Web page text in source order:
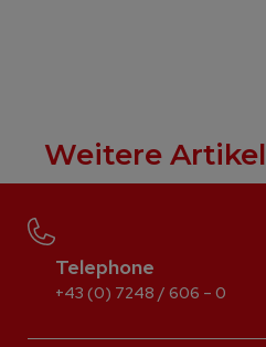
Weitere Artikel
Telephone
+43 (0) 7248 / 606 – 0